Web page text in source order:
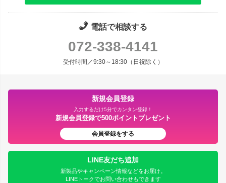
電話で相談する
072-338-4141
受付時間／9:30～18:30（日祝除く）
新規会員登録
入力するだけ5分でカンタン登録！
新規会員登録で500ポイントプレゼント
会員登録をする
LINE友だち追加
新製品やキャンペーン情報などをお届け。
LINEトークでお問い合わせもできます